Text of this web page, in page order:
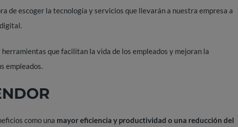
de escoger la tecnología y servicios que llevarán a nuestra empresa a
que facilitan la vida de los empleados y mejoran la
empleados.
como una mayor eficiencia y productividad o una reducción del